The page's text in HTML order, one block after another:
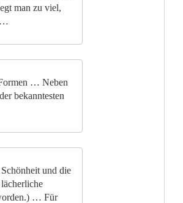
man zu viel,
…
… Neben
bekanntesten
und die
… Für